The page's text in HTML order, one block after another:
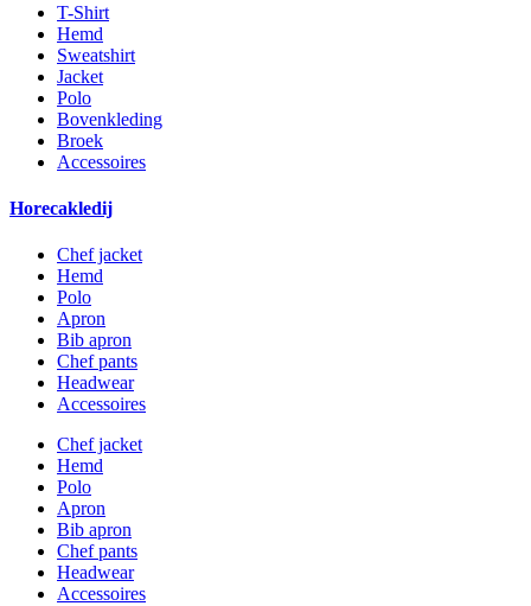
T-Shirt
Hemd
Sweatshirt
Jacket
Polo
Bovenkleding
Broek
Accessoires
Horecakledij
Chef jacket
Hemd
Polo
Apron
Bib apron
Chef pants
Headwear
Accessoires
Chef jacket
Hemd
Polo
Apron
Bib apron
Chef pants
Headwear
Accessoires